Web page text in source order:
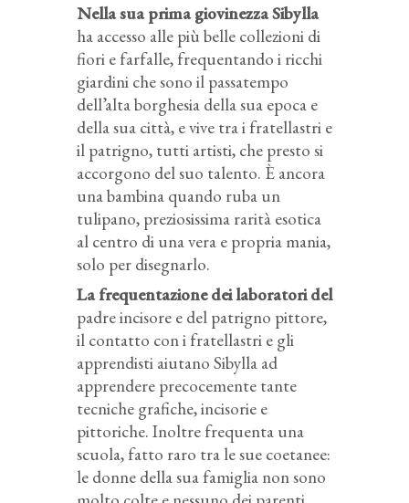
Nella sua prima giovinezza Sibylla
ha accesso alle più belle collezioni di
fiori e farfalle, frequentando i ricchi
giardini che sono il passatempo
dell’alta borghesia della sua epoca e
della sua città, e vive tra i fratellastri e
il patrigno, tutti artisti, che presto si
accorgono del suo talento. È ancora
una bambina quando ruba un
tulipano, preziosissima rarità esotica
al centro di una vera e propria mania,
solo per disegnarlo.
La frequentazione dei laboratori del
padre incisore e del patrigno pittore,
il contatto con i fratellastri e gli
apprendisti aiutano Sibylla ad
apprendere precocemente tante
tecniche grafiche, incisorie e
pittoriche. Inoltre frequenta una
scuola, fatto raro tra le sue coetanee:
le donne della sua famiglia non sono